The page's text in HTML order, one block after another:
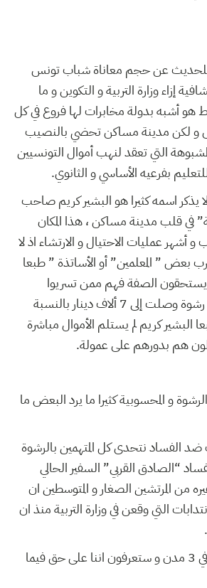
عن حجم معاناة شباب تونس
إزاء وزارة التربية و التكوين و ما
هو أشبه بدولة مخابرات لها فروع في كل
و لكن مدينة مساكن تحضي بالنصيب
التي تعقد لنهب أموال التونسيين
بفرعيه الأساسي و الثانوي.
يذكر اسمه كثيرا هو البشير كريم صاحب
في قلب مدينة مساكن ، هذا المكان
أشهر عمليات الاحتيال و الارتشاء اذ لا
بعض ” المعلمين” أو الأساتذة ” طبعا
يستحقون الصفة فهم ممن تسريوا
للقطاع بعد ان دفعوا رشوة وصلت إلى 7 ألاف دينار بالنسبة
البشير كريم لم يستلم الأموال مباشرة
هم بدورهم على عمولة.
و المحسوبية كثيرا ما يرد البعض ما
الفساد نتحدى كل المتهمين بالرشوة
“الصادق القربي” السفير الحالي
من المرتشين الصغار و المتوسطين ان
التي وقعن في وزارة التربية منذ ان
أعطونا نسبة البطالة في 3 مدن و ستعرفون اننا على حق فيما